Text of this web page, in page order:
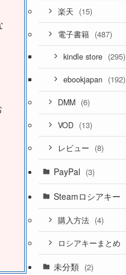
楽天 (15)
電子書籍 (487)
kindle store (295)
ebookjapan (192)
DMM (6)
VOD (13)
レビュー (8)
PayPal (3)
Steamロシアキー
購入方法 (4)
ロシアキーまとめ
未分類 (2)